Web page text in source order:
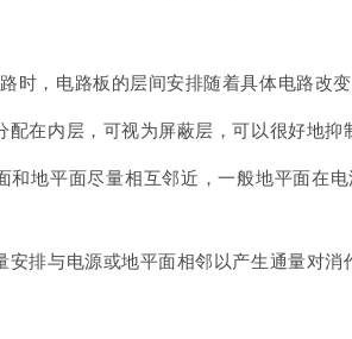
时，电路板的层间安排随着具体电路改
配在内层，可视为屏蔽层，可以很好地
和地平面尽量相互邻近，一般地平面在
安排与电源或地平面相邻以产生通量对消